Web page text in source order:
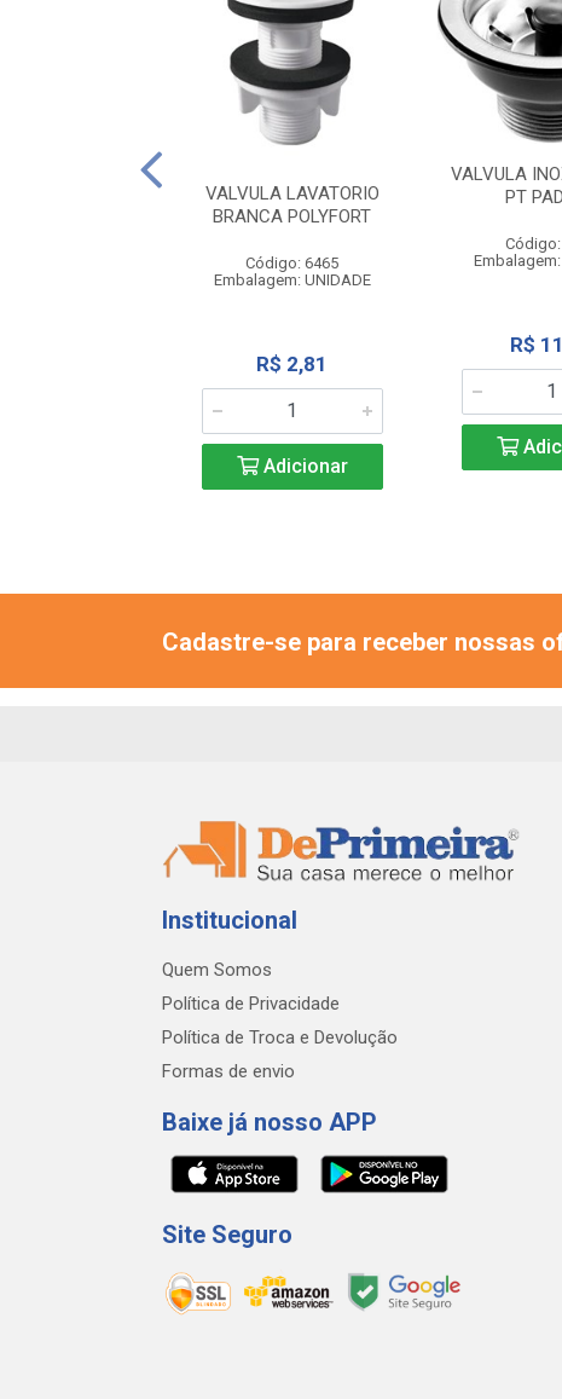
VALVULA LAVATORIO
BRANCA POLYFORT
Código: 6465
Embalagem: UNIDADE
R$ 2,81
Adicionar
VALVULA
PT
Código:
R$
Cadastre-se para receber nossas
Institucional
Quem Somos
Política de Privacidade
Política de Troca e Devolução
Formas de envio
Baixe já nosso APP
Site Seguro